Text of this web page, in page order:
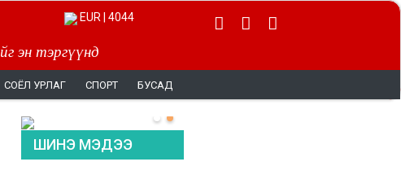
эн тэргүүнд
EUR | 4044
СОЁЛ УРЛАГ СПОРТ БУСАД
ШИНЭ МЭДЭЭ